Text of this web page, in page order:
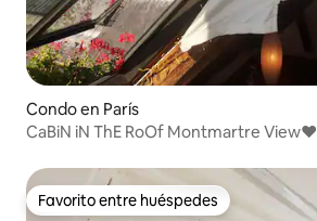
Condo en París
CaBiN iN ThE RoOf Montmartre View♥
Favorito entre huéspedes
Favorito entre huéspedes